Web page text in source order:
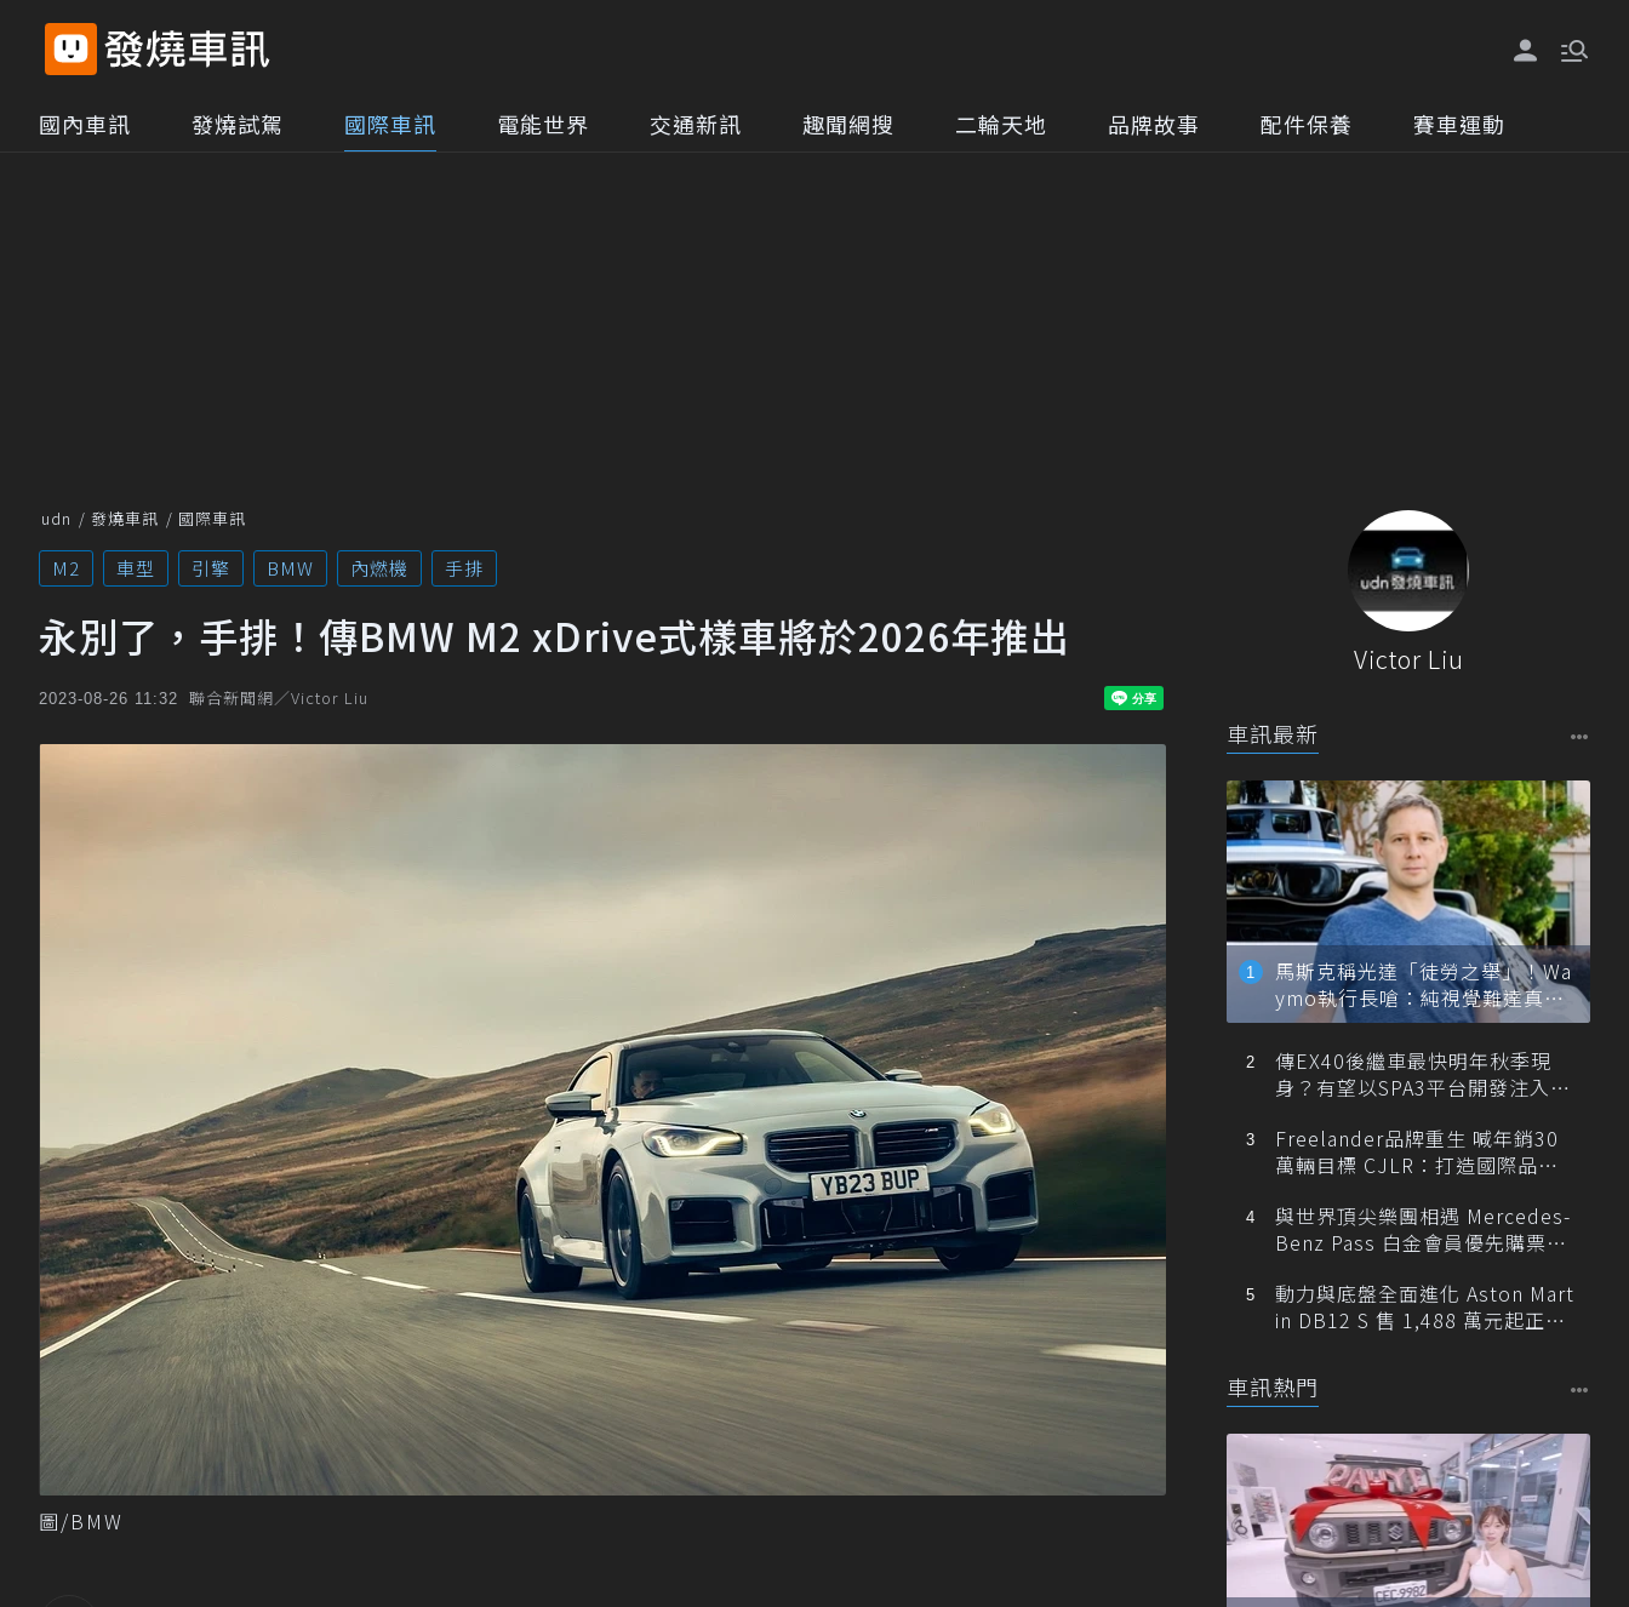
國內車訊 發燒試駕 國際車訊 電能世界 交通新訊 趣聞網搜 二輪天地 品牌故事 配件保養 賽車運動
udn 發燒車訊 國際車訊
M2 車型 引擎 BMW 內燃機 手排
永別了，手排！傳BMW M2 xDrive式樣車將於2026年推出
2023-08-26 11:32 聯合新聞網／Victor Liu
圖/BMW
Victor Liu
車訊最新
馬斯克稱光達「徒勞之舉」！Wa
ymo執行長嗆：純視覺難達真正
自動駕駛
傳EX40後繼車最快明年秋季現
身？有望以SPA3平台開發注入80
Freelander品牌重生 喊年銷30
萬輛目標 CJLR：打造國際品牌
與世界頂尖樂團相遇 Mercedes-
Benz Pass 白金會員優先購票維
動力與底盤全面進化 Aston Mart
in DB12 S 售 1,488 萬元起正式
車訊熱門